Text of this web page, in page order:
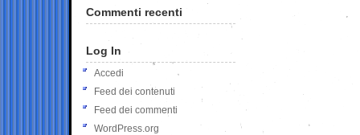
Commenti recenti
Log In
Accedi
Feed dei contenuti
Feed dei commenti
WordPress.org